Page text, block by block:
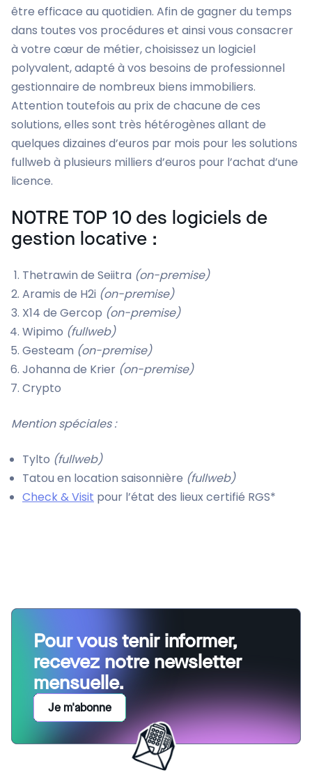
être efficace au quotidien. Afin de gagner du temps
dans toutes vos procédures et ainsi vous consacrer
à votre cœur de métier, choisissez un logiciel
polyvalent, adapté à vos besoins de professionnel
gestionnaire de nombreux biens immobiliers.
Attention toutefois au prix de chacune de ces
solutions, elles sont très hétérogènes allant de
quelques dizaines d’euros par mois pour les solutions
fullweb à plusieurs milliers d’euros pour l’achat d’une
licence.
NOTRE TOP 10 des logiciels de
gestion locative :
Thetrawin de Seiitra (on-premise)
Aramis de H2i (on-premise)
X14 de Gercop (on-premise)
Wipimo (fullweb)
Gesteam (on-premise)
Johanna de Krier (on-premise)
Crypto
Mention spéciales :
Tylto (fullweb)
Tatou en location saisonnière (fullweb)
Check & Visit pour l’état des lieux certifié RGS*
Pour vous tenir informer,
recevez notre newsletter
mensuelle.
Je m'abonne